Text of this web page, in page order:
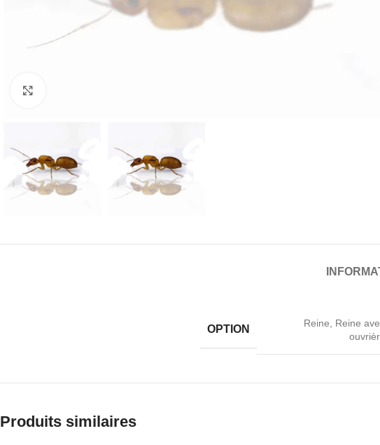
OPTION
Reine Reine
Produits similaires